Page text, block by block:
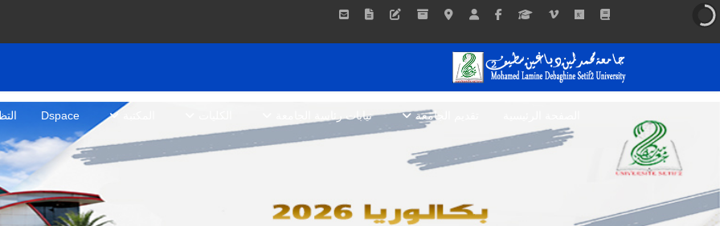
تقديم الجامعة نيابات رئاسة الجامعة Dspace